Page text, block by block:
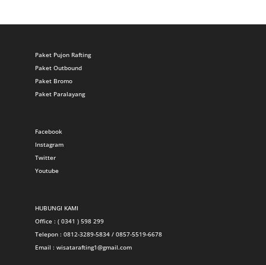
Paket Pujon Rafting
Paket Outbound
Paket Bromo
Paket Paralayang
Facebook
Instagram
Twitter
Youtube
HUBUNGI KAMI
Office : ( 0341 ) 598 299
Telepon : 0812-3289-5834 / 0857-5519-6678
Email : wisatarafting1@gmail.com